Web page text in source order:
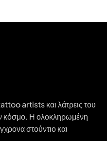
artists και λάτρεις του
κόσμο. Η ολοκληρωμένη
στούντιο και